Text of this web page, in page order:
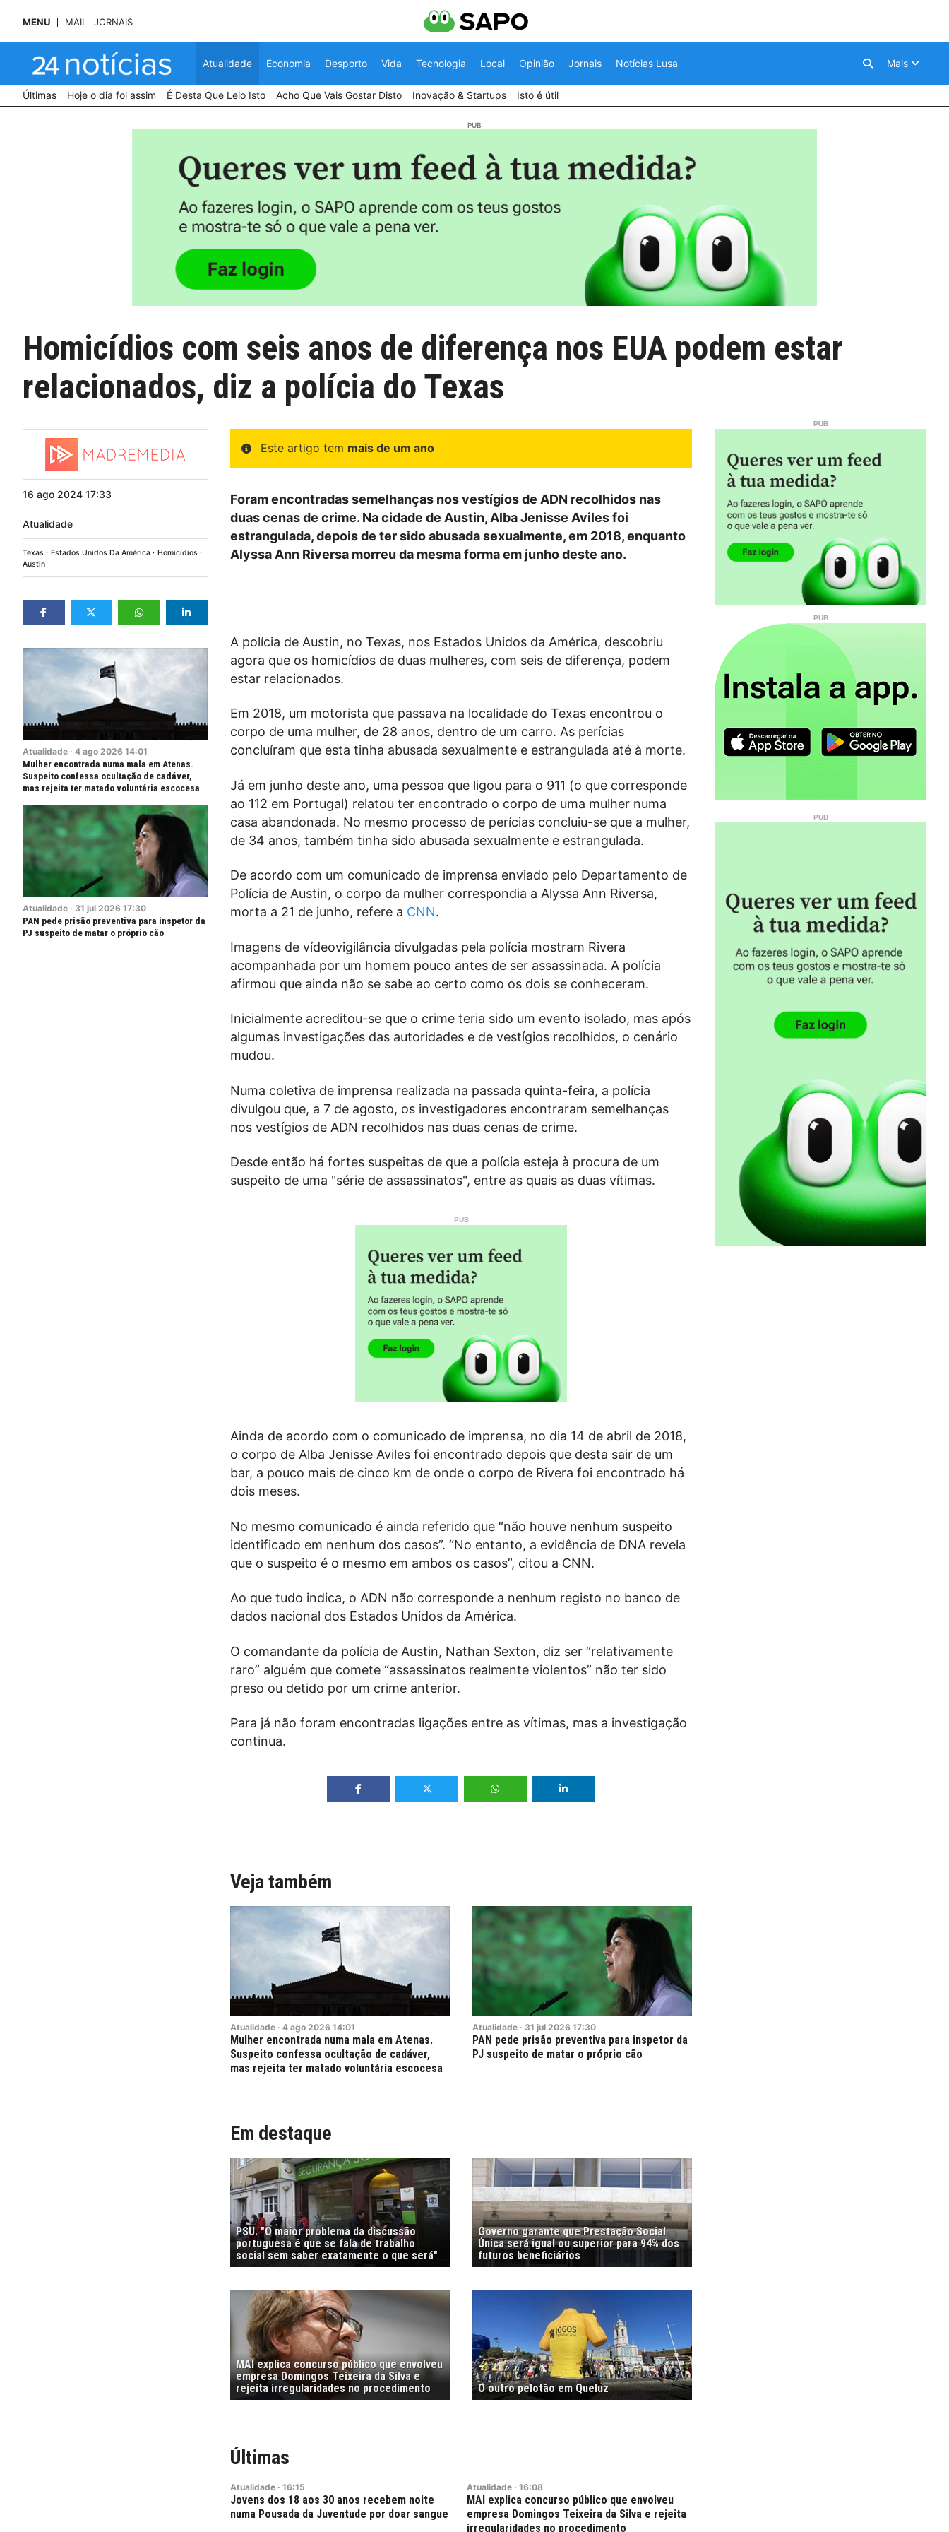
MENU MAIL JORNAIS
Atualidade Economia Desporto Vida Tecnologia Local Opinião Jornais Notícias Lusa Mais
Últimas Hoje o dia foi assim É Desta Que Leio Isto Acho Que Vais Gostar Disto Inovação & Startups Isto é útil
Homicídios com seis anos de diferença nos EUA podem estar
relacionados, diz a polícia do Texas
16 ago 2024 17:33
Atualidade
Texas Estados Unidos Da América
Homicídios
Austin
Atualidade · 4 ago 2026 14:01
Mulher encontrada numa mala em Atenas.
Suspeito confessa ocultação de cadáver,
mas rejeita ter matado voluntária escocesa
Atualidade · 31 jul 2026 17:30
PAN pede prisão preventiva para inspetor da
PJ suspeito de matar o próprio cão
Este artigo tem mais de um ano
Foram encontradas semelhanças nos vestígios de ADN recolhidos nas
duas cenas de crime. Na cidade de Austin, Alba Jenisse Aviles foi
estrangulada, depois de ter sido abusada sexualmente, em 2018, enquanto
Alyssa Ann Riversa morreu da mesma forma em junho deste ano.
A polícia de Austin, no Texas, nos Estados Unidos da América, descobriu
agora que os homicídios de duas mulheres, com seis de diferença, podem
estar relacionados.
Em 2018, um motorista que passava na localidade do Texas encontrou o
corpo de uma mulher, de 28 anos, dentro de um carro. As perícias
concluíram que esta tinha abusada sexualmente e estrangulada até à morte.
Já em junho deste ano, uma pessoa que ligou para o 911 (o que corresponde
ao 112 em Portugal) relatou ter encontrado o corpo de uma mulher numa
casa abandonada. No mesmo processo de perícias concluiu-se que a mulher,
de 34 anos, também tinha sido abusada sexualmente e estrangulada.
De acordo com um comunicado de imprensa enviado pelo Departamento de
Polícia de Austin, o corpo da mulher correspondia a Alyssa Ann Riversa,
morta a 21 de junho, refere a CNN.
Imagens de vídeovigilância divulgadas pela polícia mostram Rivera
acompanhada por um homem pouco antes de ser assassinada. A polícia
afirmou que ainda não se sabe ao certo como os dois se conheceram.
Inicialmente acreditou-se que o crime teria sido um evento isolado, mas após
algumas investigações das autoridades e de vestígios recolhidos, o cenário
mudou.
Numa coletiva de imprensa realizada na passada quinta-feira, a polícia
divulgou que, a 7 de agosto, os investigadores encontraram semelhanças
nos vestígios de ADN recolhidos nas duas cenas de crime.
Desde então há fortes suspeitas de que a polícia esteja à procura de um
suspeito de uma "série de assassinatos", entre as quais as duas vítimas.
Ainda de acordo com o comunicado de imprensa, no dia 14 de abril de 2018,
o corpo de Alba Jenisse Aviles foi encontrado depois que desta sair de um
bar, a pouco mais de cinco km de onde o corpo de Rivera foi encontrado há
dois meses.
No mesmo comunicado é ainda referido que “não houve nenhum suspeito
identificado em nenhum dos casos”. “No entanto, a evidência de DNA revela
que o suspeito é o mesmo em ambos os casos”, citou a CNN.
Ao que tudo indica, o ADN não corresponde a nenhum registo no banco de
dados nacional dos Estados Unidos da América.
O comandante da polícia de Austin, Nathan Sexton, diz ser “relativamente
raro” alguém que comete “assassinatos realmente violentos” não ter sido
preso ou detido por um crime anterior.
Para já não foram encontradas ligações entre as vítimas, mas a investigação
continua.
Veja também
Atualidade · 4 ago 2026 14:01
Mulher encontrada numa mala em Atenas.
Suspeito confessa ocultação de cadáver,
mas rejeita ter matado voluntária escocesa
Atualidade · 31 jul 2026 17:30
PAN pede prisão preventiva para inspetor da
PJ suspeito de matar o próprio cão
Em destaque
PSU. "O maior problema da discussão
portuguesa é que se fala de trabalho
social sem saber exatamente o que será"
Governo garante que Prestação Social
Única será igual ou superior para 94% dos
futuros beneficiários
MAI explica concurso público que envolveu
empresa Domingos Teixeira da Silva e
rejeita irregularidades no procedimento
O outro pelotão em Queluz
Últimas
Atualidade · 16:15
Jovens dos 18 aos 30 anos recebem noite
numa Pousada da Juventude por doar sangue
Atualidade · 16:08
MAI explica concurso público que envolveu
empresa Domingos Teixeira da Silva e rejeita
irregularidades no procedimento